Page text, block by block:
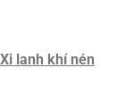
Xi lanh khí nén